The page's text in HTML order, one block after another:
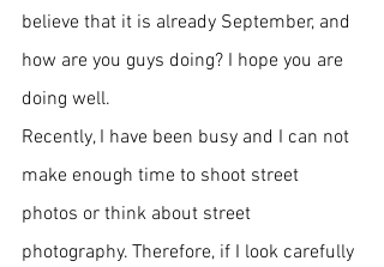
believe that it is already September, and
how are you guys doing? I hope you are
doing well.
Recently, I have been busy and I can not
make enough time to shoot street
photos or think about street
photography. Therefore, if I look carefully